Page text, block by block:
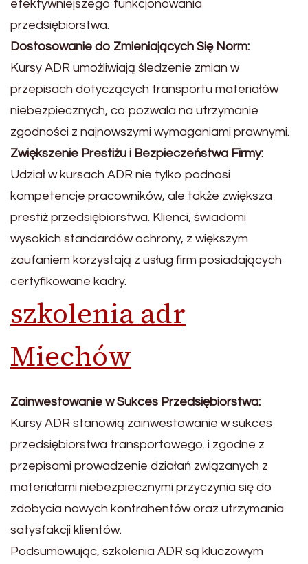
efektywniejszego funkcjonowania
przedsiębiorstwa.
Dostosowanie do Zmieniających Się Norm:
Kursy ADR umożliwiają śledzenie zmian w
przepisach dotyczących transportu materiałów
niebezpiecznych, co pozwala na utrzymanie
zgodności z najnowszymi wymaganiami prawnymi.
Zwiększenie Prestiżu i Bezpieczeństwa Firmy:
Udział w kursach ADR nie tylko podnosi
kompetencje pracowników, ale także zwiększa
prestiż przedsiębiorstwa. Klienci, świadomi
wysokich standardów ochrony, z większym
zaufaniem korzystają z usług firm posiadających
certyfikowane kadry.
szkolenia adr
Miechów
Zainwestowanie w Sukces Przedsiębiorstwa:
Kursy ADR stanowią zainwestowanie w sukces
przedsiębiorstwa transportowego. i zgodne z
przepisami prowadzenie działań związanych z
materiałami niebezpiecznymi przyczynia się do
zdobycia nowych kontrahentów oraz utrzymania
satysfakcji klientów.
Podsumowując, szkolenia ADR są kluczowym